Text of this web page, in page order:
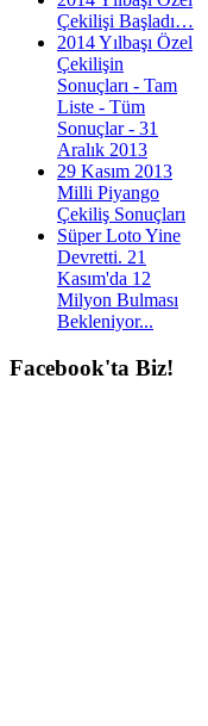
Çekilişi Başladı…
2014 Yılbaşı Özel
Çekilişin
Sonuçları - Tam
Liste - Tüm
Sonuçlar - 31
Aralık 2013
29 Kasım 2013
Milli Piyango
Çekiliş Sonuçları
Süper Loto Yine
Devretti. 21
Kasım'da 12
Milyon Bulması
Bekleniyor...
Facebook'ta Biz!